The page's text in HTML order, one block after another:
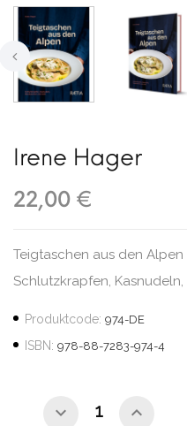
Irene Hager
22,00 €
Teigtaschen aus den Alpen
Schlutzkrapfen,
Produktcode: 974-DE
ISBN: 978-88-7283-974-4